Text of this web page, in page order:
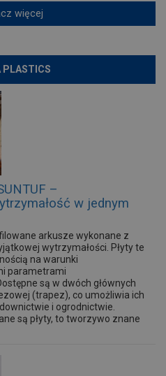
więcej
PLASTICS
–
w jednym
arkusze wykonane z
wytrzymałości. Płyty te
na warunki
parametrami
są w dwóch głównych
(trapez), co umożliwia ich
i ogrodnictwie.
są płyty, to tworzywo znane